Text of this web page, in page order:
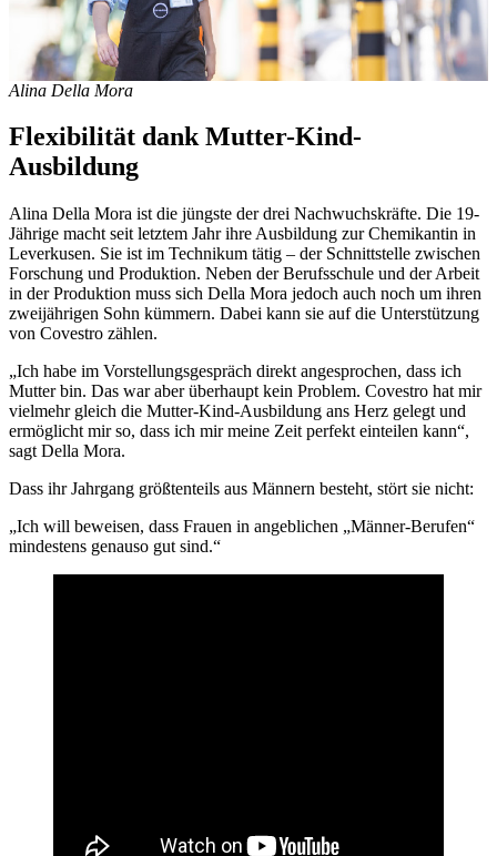
Alina Della Mora
Flexibilität dank Mutter-Kind-
Ausbildung
Alina Della Mora ist die jüngste der drei Nachwuchskräfte. Die 19-
Jährige macht seit letztem Jahr ihre Ausbildung zur Chemikantin in
Leverkusen. Sie ist im Technikum tätig – der Schnittstelle zwischen
Forschung und Produktion. Neben der Berufsschule und der Arbeit
in der Produktion muss sich Della Mora jedoch auch noch um ihren
zweijährigen Sohn kümmern. Dabei kann sie auf die Unterstützung
von Covestro zählen.
„Ich habe im Vorstellungsgespräch direkt angesprochen, dass ich
Mutter bin. Das war aber überhaupt kein Problem. Covestro hat mir
vielmehr gleich die Mutter-Kind-Ausbildung ans Herz gelegt und
ermöglicht mir so, dass ich mir meine Zeit perfekt einteilen kann“,
sagt Della Mora.
Dass ihr Jahrgang größtenteils aus Männern besteht, stört sie nicht:
„Ich will beweisen, dass Frauen in angeblichen „Männer-Berufen“
mindestens genauso gut sind.“